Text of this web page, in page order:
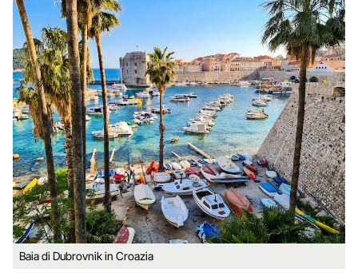
Baia di Dubrovnik in Croazia